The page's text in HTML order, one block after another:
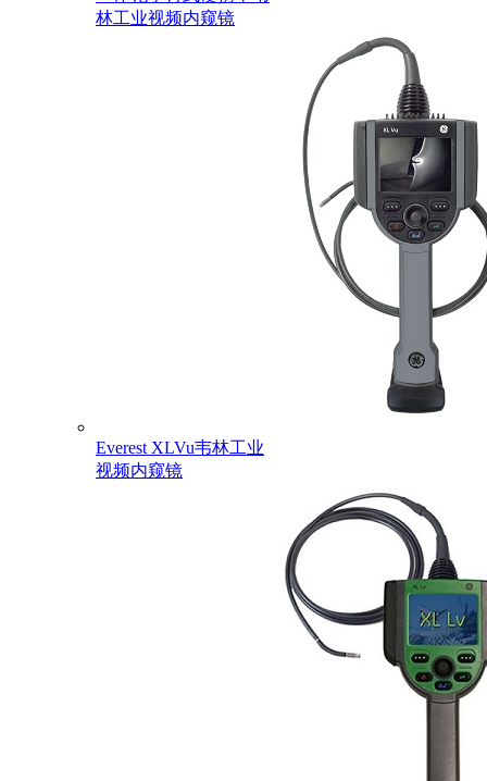
林工业视频内窥镜
Everest XLVu韦林工业
视频内窥镜